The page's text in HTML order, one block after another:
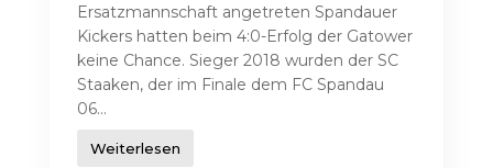
Ersatzmannschaft angetreten Spandauer
Kickers hatten beim 4:0-Erfolg der Gatower
keine Chance. Sieger 2018 wurden der SC
Staaken, der im Finale dem FC Spandau
06...
Weiterlesen